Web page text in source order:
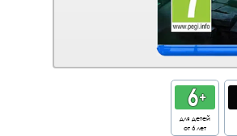
для детей
от 6 лет